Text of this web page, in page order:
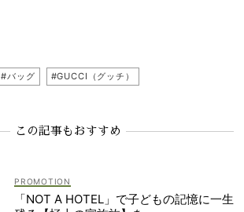
#バッグ #GUCCI（グッチ）
この記事もおすすめ
「NOT A HOTEL」で子どもの記憶に一生